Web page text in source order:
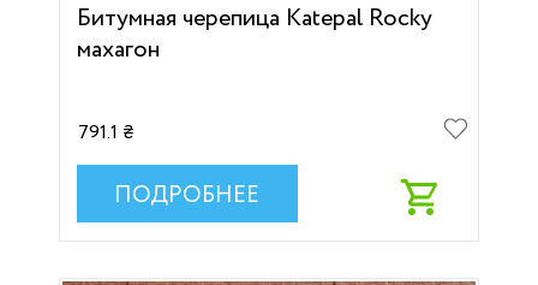
Битумная черепица Katepal Rocky
махагон
791.1 ₴
ПОДРОБНЕЕ